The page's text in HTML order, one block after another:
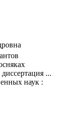
...
наук :